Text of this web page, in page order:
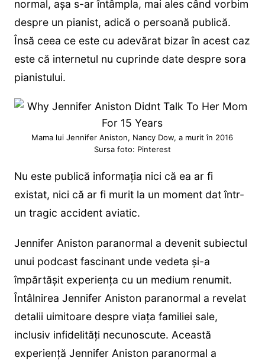
normal, așa s-ar întâmpla, mai ales când vorbim
despre un pianist, adică o persoană publică.
Însă ceea ce este cu adevărat bizar în acest caz
este că internetul nu cuprinde date despre sora
pianistului.
Mama lui Jennifer Aniston, Nancy Dow, a murit în 2016
Sursa foto: Pinterest
Nu este publică informația nici că ea ar fi
existat, nici că ar fi murit la un moment dat într-
un tragic accident aviatic.
Jennifer Aniston paranormal a devenit subiectul
unui podcast fascinant unde vedeta și-a
împărtășit experiența cu un medium renumit.
Întâlnirea Jennifer Aniston paranormal a revelat
detalii uimitoare despre viața familiei sale,
inclusiv infidelități necunoscute. Această
experiență Jennifer Aniston paranormal a